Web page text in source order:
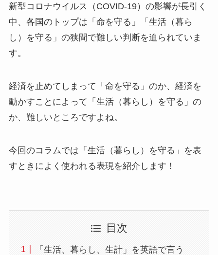
新型コロナウイルス（COVID-19）の影響が長引く
中、各国のトップは「命を守る」「生活（暮ら
し）を守る」の狭間で難しい判断を迫られていま
す。
経済を止めてしまって「命を守る」のか、経済を
動かすことによって「生活（暮らし）を守る」の
か、難しいところですよね。
今回のコラムでは「生活（暮らし）を守る」を表
すときによく使われる表現を紹介します！
目次
「生活、暮らし、生計」を英語で言う